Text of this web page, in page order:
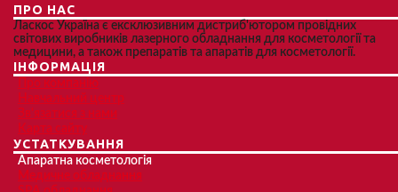
ПРО НАС
Ласкос Україна є ексклюзивним дистриб'ютором провідних
світових виробників лазерного обладнання для косметології та
медицини, а також препаратів та апаратів для косметології.
ІНФОРМАЦІЯ
Про компанію
Навчальний центр
Зв'язатися з нами
Карта сайту
УСТАТКУВАННЯ
Апаратна косметологія
Медичне обладнання